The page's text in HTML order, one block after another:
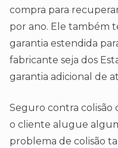
compra para
por ano. Ele também
garantia estendida
fabricante seja dos
garantia adicional de
Seguro contra colisão
o cliente alugue
problema de colisão